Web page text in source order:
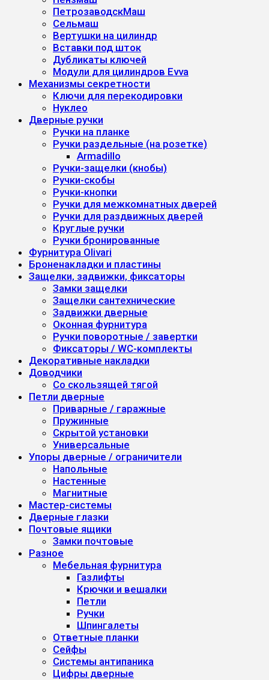
ПетрозаводскМаш
Сельмаш
Вертушки на цилиндр
Вставки под шток
Дубликаты ключей
Модули для цилиндров Evva
Механизмы секретности
Ключи для перекодировки
Нуклео
Дверные ручки
Ручки на планке
Ручки раздельные (на розетке)
Armadillo
Ручки-защелки (кнобы)
Ручки-скобы
Ручки-кнопки
Ручки для межкомнатных дверей
Ручки для раздвижных дверей
Круглые ручки
Ручки бронированные
Фурнитура Olivari
Броненакладки и пластины
Защелки, задвижки, фиксаторы
Замки защелки
Защелки сантехнические
Задвижки дверные
Оконная фурнитура
Ручки поворотные / завертки
Фиксаторы / WC-комплекты
Декоративные накладки
Доводчики
Со скользящей тягой
Петли дверные
Приварные / гаражные
Пружинные
Скрытой установки
Универсальные
Упоры дверные / ограничители
Напольные
Настенные
Магнитные
Мастер-системы
Дверные глазки
Почтовые ящики
Замки почтовые
Разное
Мебельная фурнитура
Газлифты
Крючки и вешалки
Петли
Ручки
Шпингалеты
Ответные планки
Сейфы
Системы антипаника
Цифры дверные